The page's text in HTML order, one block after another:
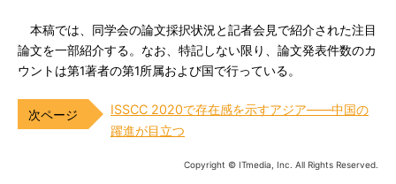
本稿では、同学会の論文採択状況と記者会見で紹介された注目
論文を一部紹介する。なお、特記しない限り、論文発表件数のカ
ウントは第1著者の第1所属および国で行っている。
ISSCC 2020で存在感を示すアジア――中国の
躍進が目立つ
Copyright © ITmedia, Inc. All Rights Reserved.